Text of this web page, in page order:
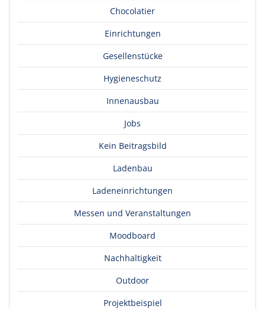
Chocolatier
Einrichtungen
Gesellenstücke
Hygieneschutz
Innenausbau
Jobs
Kein Beitragsbild
Ladenbau
Ladeneinrichtungen
Messen und Veranstaltungen
Moodboard
Nachhaltigkeit
Outdoor
Projektbeispiel